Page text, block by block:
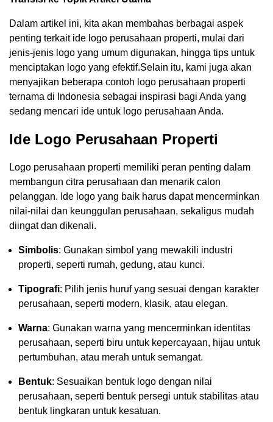
Dalam artikel ini, kita akan membahas berbagai aspek
penting terkait ide logo perusahaan properti, mulai dari
jenis-jenis logo yang umum digunakan, hingga tips untuk
menciptakan logo yang efektif.Selain itu, kami juga akan
menyajikan beberapa contoh logo perusahaan properti
ternama di Indonesia sebagai inspirasi bagi Anda yang
sedang mencari ide untuk logo perusahaan Anda.
Ide Logo Perusahaan Properti
Logo perusahaan properti memiliki peran penting dalam
membangun citra perusahaan dan menarik calon
pelanggan. Ide logo yang baik harus dapat mencerminkan
nilai-nilai dan keunggulan perusahaan, sekaligus mudah
diingat dan dikenali.
Simbolis: Gunakan simbol yang mewakili industri
properti, seperti rumah, gedung, atau kunci.
Tipografi: Pilih jenis huruf yang sesuai dengan karakter
perusahaan, seperti modern, klasik, atau elegan.
Warna: Gunakan warna yang mencerminkan identitas
perusahaan, seperti biru untuk kepercayaan, hijau untuk
pertumbuhan, atau merah untuk semangat.
Bentuk: Sesuaikan bentuk logo dengan nilai
perusahaan, seperti bentuk persegi untuk stabilitas atau
bentuk lingkaran untuk kesatuan.